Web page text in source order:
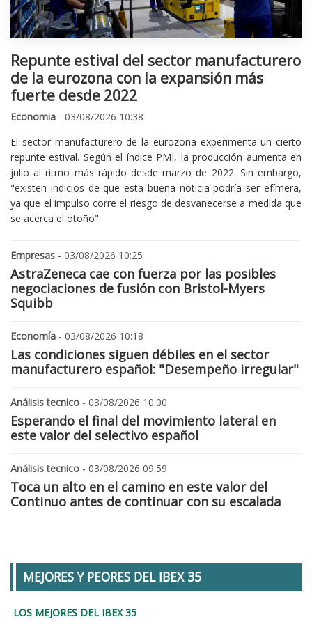
Repunte estival del sector manufacturero
de la eurozona con la expansión más
fuerte desde 2022
Economia - 03/08/2026 10:38
El sector manufacturero de la eurozona experimenta un cierto
repunte estival. Según el índice PMI, la producción aumenta en
julio al ritmo más rápido desde marzo de 2022. Sin embargo,
"existen indicios de que esta buena noticia podría ser efímera,
ya que el impulso corre el riesgo de desvanecerse a medida que
se acerca el otoño".
Empresas - 03/08/2026 10:25
AstraZeneca cae con fuerza por las posibles
negociaciones de fusión con Bristol-Myers
Squibb
Economía - 03/08/2026 10:18
Las condiciones siguen débiles en el sector
manufacturero español: "Desempeño irregular"
Análisis tecnico - 03/08/2026 10:00
Esperando el final del movimiento lateral en
este valor del selectivo español
Análisis tecnico - 03/08/2026 09:59
Toca un alto en el camino en este valor del
Continuo antes de continuar con su escalada
MEJORES Y PEORES DEL IBEX 35
LOS MEJORES DEL IBEX 35